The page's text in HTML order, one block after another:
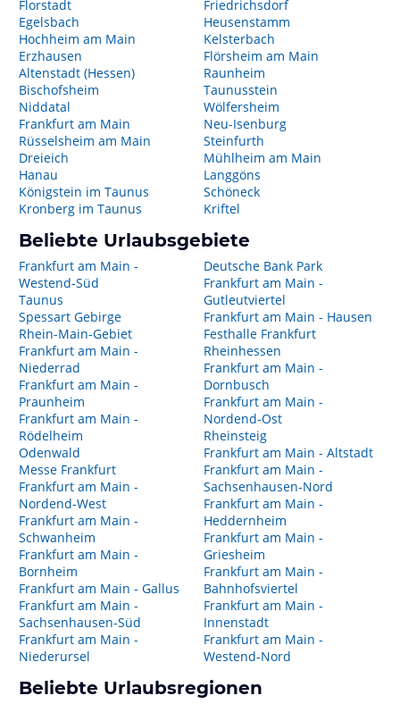
Florstadt
Egelsbach
Hochheim am Main
Erzhausen
Altenstadt (Hessen)
Bischofsheim
Niddatal
Frankfurt am Main
Rüsselsheim am Main
Dreieich
Hanau
Königstein im Taunus
Kronberg im Taunus
Friedrichsdorf
Heusenstamm
Kelsterbach
Flörsheim am Main
Raunheim
Taunusstein
Wölfersheim
Neu-Isenburg
Steinfurth
Mühlheim am Main
Langgöns
Schöneck
Kriftel
Beliebte Urlaubsgebiete
Frankfurt am Main -
Westend-Süd
Taunus
Spessart Gebirge
Rhein-Main-Gebiet
Frankfurt am Main -
Niederrad
Frankfurt am Main -
Praunheim
Frankfurt am Main -
Rödelheim
Odenwald
Messe Frankfurt
Frankfurt am Main -
Nordend-West
Frankfurt am Main -
Schwanheim
Frankfurt am Main -
Bornheim
Frankfurt am Main - Gallus
Frankfurt am Main -
Sachsenhausen-Süd
Frankfurt am Main -
Niederursel
Deutsche Bank Park
Frankfurt am Main -
Gutleutviertel
Frankfurt am Main - Hausen
Festhalle Frankfurt
Rheinhessen
Frankfurt am Main -
Dornbusch
Frankfurt am Main -
Nordend-Ost
Rheinsteig
Frankfurt am Main - Altstadt
Frankfurt am Main -
Sachsenhausen-Nord
Frankfurt am Main -
Heddernheim
Frankfurt am Main -
Griesheim
Frankfurt am Main -
Bahnhofsviertel
Frankfurt am Main -
Innenstadt
Frankfurt am Main -
Westend-Nord
Beliebte Urlaubsregionen